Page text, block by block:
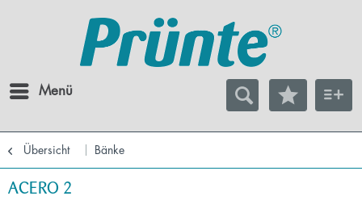
Menü
Übersicht Bänke
ACERO 2